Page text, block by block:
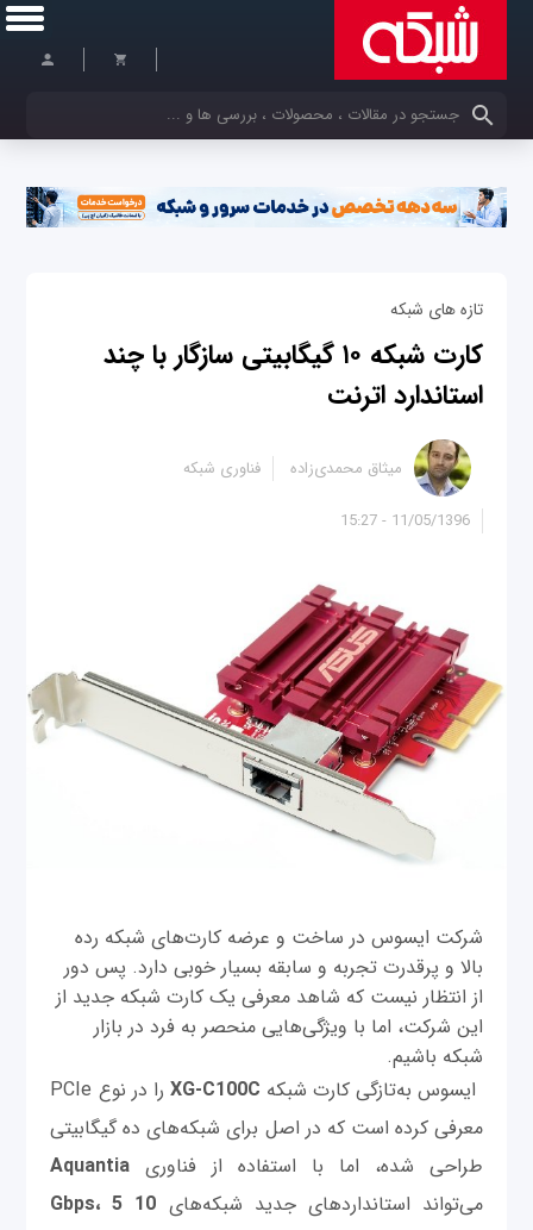
کلمات کلیدی خود را وارد کنید
تازه های شبکه
کارت شبکه ۱۰ گیگابیتی سازگار با چند
استاندارد اترنت
11/05/1396 - 15:27
میثاق محمدی‌زاده فناوری شبکه
شرکت ایسوس در ساخت و عرضه کارت‌های شبکه رده
بالا و پرقدرت تجربه و سابقه بسیار خوبی دارد. پس دور
از انتظار نیست که شاهد معرفی یک کارت شبکه جدید از
این شرکت، اما با ویژگی‌هایی منحصر به‌ فرد در بازار
شبکه باشیم.
ایسوس به‌تازگی کارت شبکه XG-C100C
را در نوع PCIe
معرفی کرده است که در اصل برای شبکه‌های ده گیگابیتی
طراحی شده، اما با استفاده از فناوری Aquantia
می‌تواند استانداردهای جدید شبکه‌های
10 Gbps، 5